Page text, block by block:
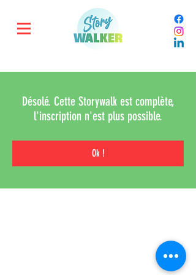
Désolé. Cette Storywalk est complète,
l'inscription n'est plus possible.
Ok !